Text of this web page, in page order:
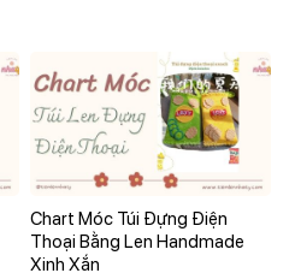
Chart Móc Túi Đựng Điện
Thoại Bằng Len Handmade
Xinh Xắn